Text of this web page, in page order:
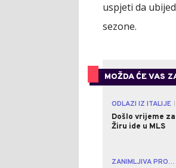
uspjeti da
sezone.
MOŽDA ĆE VAS
ODLAZI IZ ITALIJE
Došlo vrijeme
Žiru ide u MLS
ZANIMLJIVA PROSLAVA